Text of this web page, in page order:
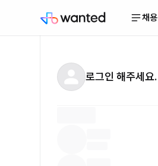
채용
로그인 해주세요.